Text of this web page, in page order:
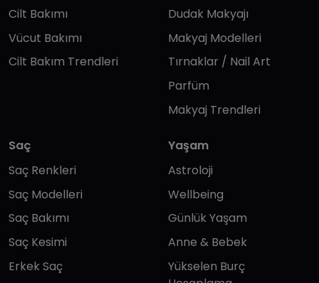
Cilt Bakımı
Vücut Bakımı
Cilt Bakım Trendleri
Dudak Makyajı
Makyaj Modelleri
Tırnaklar / Nail Art
Parfüm
Makyaj Trendleri
Saç
Saç Renkleri
Saç Modelleri
Saç Bakımı
Saç Kesimi
Erkek Saç
Yaşam
Astroloji
Wellbeing
Günlük Yaşam
Anne & Bebek
Yükselen Burç